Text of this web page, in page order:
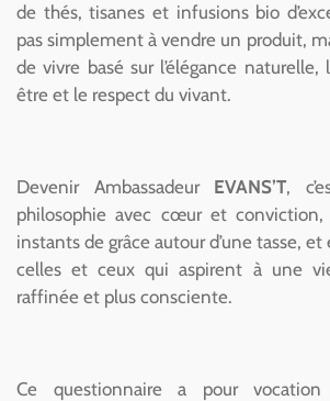
de thés, tisanes et infusions bio
pas simplement à vendre un produit,
de vivre basé sur l’élégance
être et le respect du vivant.
Devenir Ambassadeur EVANS’T,
philosophie avec cœur et conviction,
instants de grâce autour d’une tasse,
celles et ceux qui aspirent à une
raffinée et plus consciente.
Ce questionnaire a pour